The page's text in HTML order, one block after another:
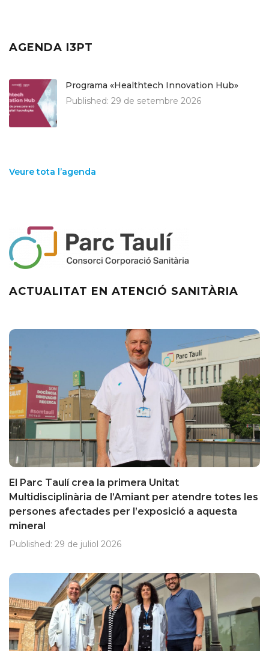
AGENDA I3PT
Programa «Healthtech Innovation Hub»
Published: 29 de setembre 2026
Veure tota l’agenda
ACTUALITAT EN ATENCIÓ SANITÀRIA
El Parc Taulí crea la primera Unitat
Multidisciplinària de l’Amiant per atendre totes les
persones afectades per l’exposició a aquesta
mineral
Published: 29 de juliol 2026